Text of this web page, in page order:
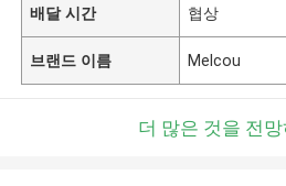
배달 시간 협상
브랜드 이름 Melcou
더 많은 것을 전